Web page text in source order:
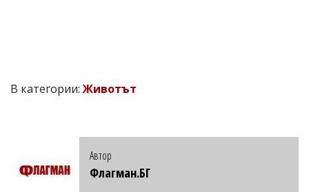
В категории:Животът
Автор
Флагман.БГ